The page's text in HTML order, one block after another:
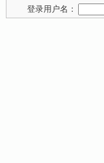
登录用户名：